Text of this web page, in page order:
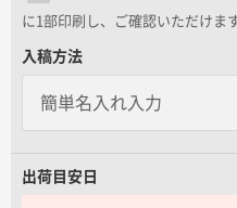
に1部印刷し、ご確認いただけま
入稿方法
出荷目安日